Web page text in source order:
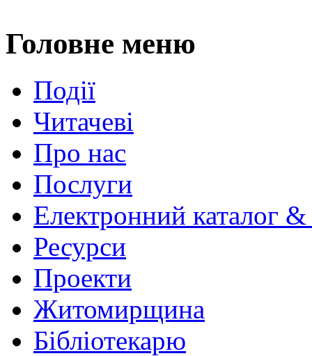
Головне меню
Події
Читачеві
Про нас
Послуги
Електронний каталог
Ресурси
Проекти
Житомирщина
Бібліотекарю